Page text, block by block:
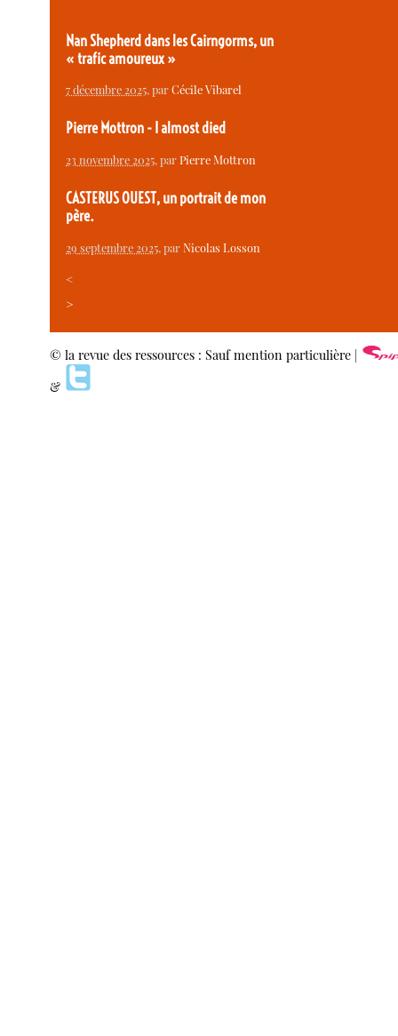
Nan Shepherd dans les Cairngorms, un
« trafic amoureux »
7 décembre 2025, parCécile Vibarel
Pierre Mottron - I almost died
23 novembre 2025, parPierre Mottron
CASTERUS OUEST, un portrait de mon
père.
29 septembre 2025, parNicolas Losson
<
>
© la revue des ressources : Sauf mention particulière |
&